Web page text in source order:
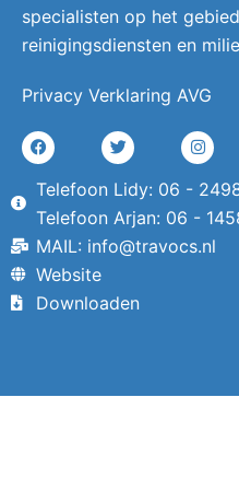
specialisten op het
reinigingsdiensten en
Privacy Verklaring AVG
Telefoon Lidy: 06 -
Telefoon Arjan: 06 -
MAIL: info@travocs.nl
Website
Downloaden